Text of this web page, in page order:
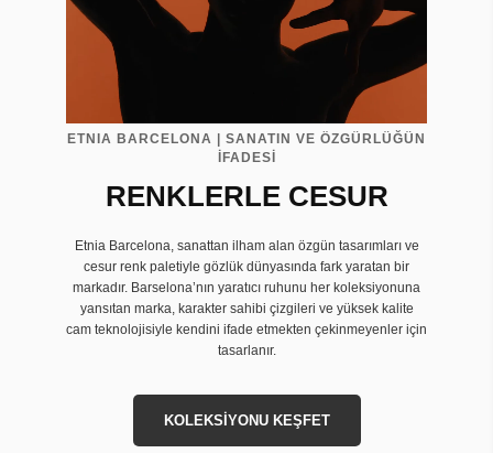
ETNIA BARCELONA | SANATIN VE ÖZGÜRLÜĞÜN
İFADESİ
RENKLERLE CESUR
Etnia Barcelona, sanattan ilham alan özgün tasarımları ve
cesur renk paletiyle gözlük dünyasında fark yaratan bir
markadır. Barselona’nın yaratıcı ruhunu her koleksiyonuna
yansıtan marka, karakter sahibi çizgileri ve yüksek kalite
cam teknolojisiyle kendini ifade etmekten çekinmeyenler için
tasarlanır.
KOLEKSİYONU KEŞFET